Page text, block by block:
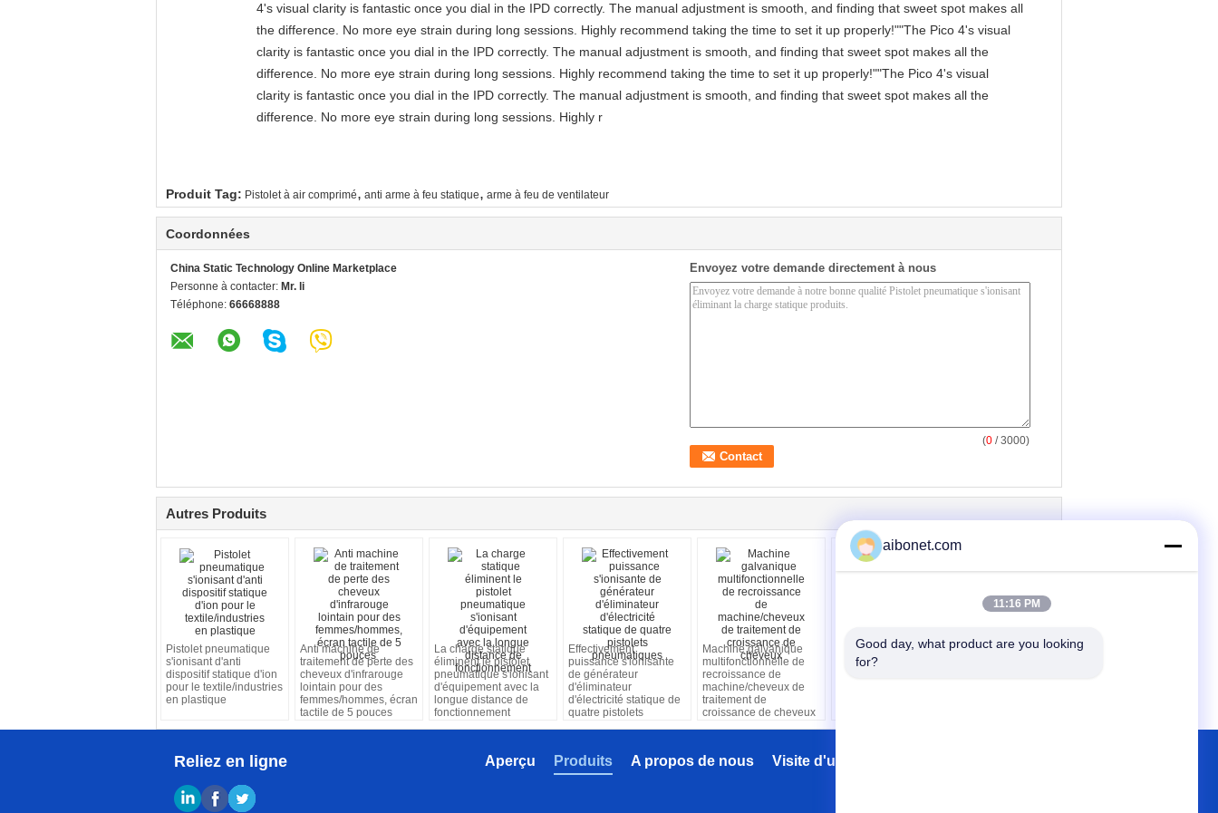
4's visual clarity is fantastic once you dial in the IPD correctly. The manual adjustment is smooth, and finding that sweet spot makes all
the difference. No more eye strain during long sessions. Highly recommend taking the time to set it up properly!""The Pico 4's visual
clarity is fantastic once you dial in the IPD correctly. The manual adjustment is smooth, and finding that sweet spot makes all the
difference. No more eye strain during long sessions. Highly recommend taking the time to set it up properly!""The Pico 4's visual
clarity is fantastic once you dial in the IPD correctly. The manual adjustment is smooth, and finding that sweet spot makes all the
difference. No more eye strain during long sessions. Highly r
Produit Tag: Pistolet à air comprimé, anti arme à feu statique, arme à feu de ventilateur
Coordonnées
China Static Technology Online Marketplace
Personne à contacter: Mr. li
Téléphone: 66668888
Envoyez votre demande directement à nous
(0 / 3000)
Autres Produits
Pistolet pneumatique
s'ionisant d'anti
dispositif statique d'ion
pour le textile/industries
en plastique
Anti machine de
traitement de perte des
cheveux d'infrarouge
lointain pour des
femmes/hommes, écran
tactile de 5 pouces
La charge statique
éliminent le pistolet
pneumatique s'ionisant
d'équipement avec la
longue distance de
fonctionnement
Effectivement
puissance s'ionisante
de générateur
d'éliminateur
d'électricité statique de
quatre pistolets
Machine galvanique
multifonctionnelle de
recroissance de
machine/cheveux de
traitement de
croissance de cheveux
Pistolet pneumatique
antistatique formé par
Reliez en ligne Visite d'usine
A propos de nous
Produits
Aperçu
aibonet.com
11:16 PM
Good day, what product are you looking
for?